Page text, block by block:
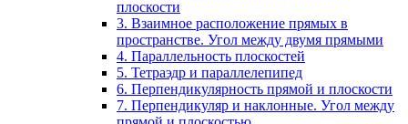
плоскости
3. Взаимное расположение прямых в
пространстве. Угол между двумя прямыми
4. Параллельность плоскостей
5. Тетраэдр и параллелепипед
6. Перпендикулярность прямой и плоскости
7. Перпендикуляр и наклонные. Угол между